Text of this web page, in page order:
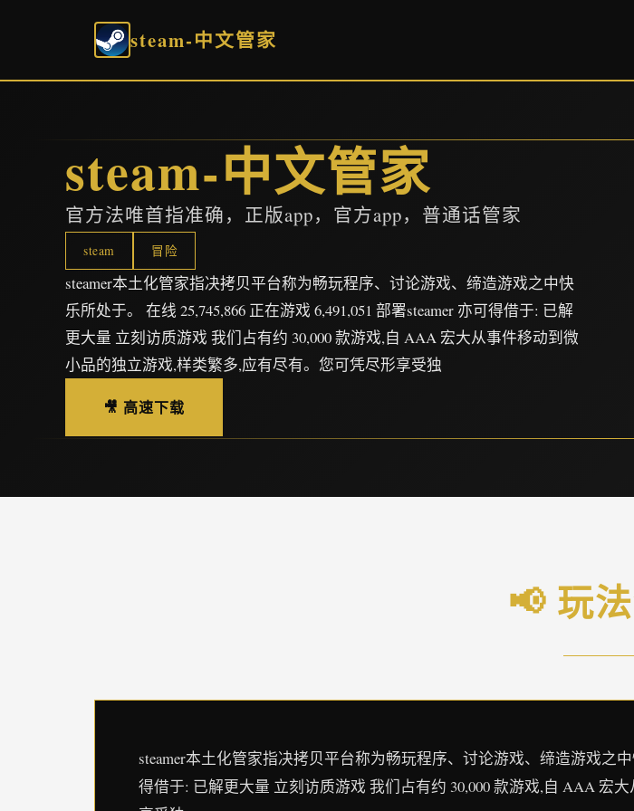
steam-中文管家
steam-中文管家
官方法唯首指准确，正版app，官方app，普通话管家
steam 冒险
steamer本土化管家指决拷贝平台称为畅玩程序、讨论游戏、缔造游戏之中快
乐所处于。 在线 25,745,866 正在游戏 6,491,051 部署steamer 亦可得借于: 已解
更大量 立刻访质游戏 我们占有约 30,000 款游戏,自 AAA 宏大从事件移动到微
小品的独立游戏,样类繁多,应有尽有。您可凭尽形享受独
🎥 高速下载
📢 玩
steamer本土化管家指决拷贝平台称为畅玩程序、讨论游戏、缔造游戏之中
得借于: 已解更大量 立刻访质游戏 我们占有约 30,000 款游戏,自 AAA 宏